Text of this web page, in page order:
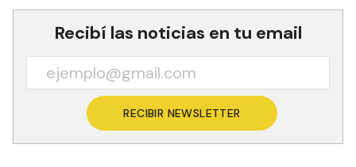
Recibí las noticias en tu email
RECIBIR NEWSLETTER